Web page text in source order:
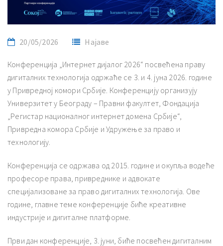
20/05/2026 Најаве
Конференција „Интернет дијалог 2026“ посвећена праву
дигиталних технологија одржаће се 3. и 4. јуна 2026. године
у Привредној комори Србије. Конференцију организују
Универзитет у Београду – Правни факултет, Фондација
„Регистар националног интернет домена Србије“,
Привредна комора Србије и Удружење за право и
технологију.
Конференција се одржава од 2015. године и окупља водеће
професоре права, привреднике и адвокате
специјализоване за право дигиталних технологија. Ове
године, главне теме конференције биће креативне
индустрије и дигиталне платформе.
Први дан конференције, 3. јуни, биће посвећен дигиталним